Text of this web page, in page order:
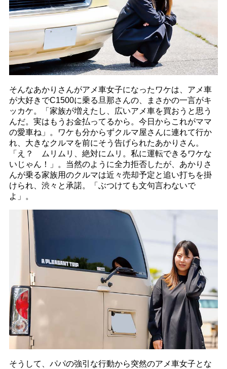
そんなあかりさんがアメ車女子になったワケは、アメ車
が大好きでC1500に乗る旦那さんの、まさかの一言がキ
ッカケ。「家族が増えたし、広いアメ車を買おうと思う
んだ。実はもうお金払ってるから。今日からこれがママ
の愛車ね」。ワケも分からずクルマ屋さんに連れて行か
れ、大きなクルマを前にそう告げられたあかりさん。
「え？ ムリムリ、絶対にムリ。私に運転できるワケな
いじゃん！」。当然のように全力拒否したが、あかりさ
んが乗る家族用のクルマは近々売却予定と追い打ちを掛
けられ、渋々と承諾。「ぶつけても文句言わないで
よ」。
そうして、パパの強引な行動から突然のアメ車女子とな